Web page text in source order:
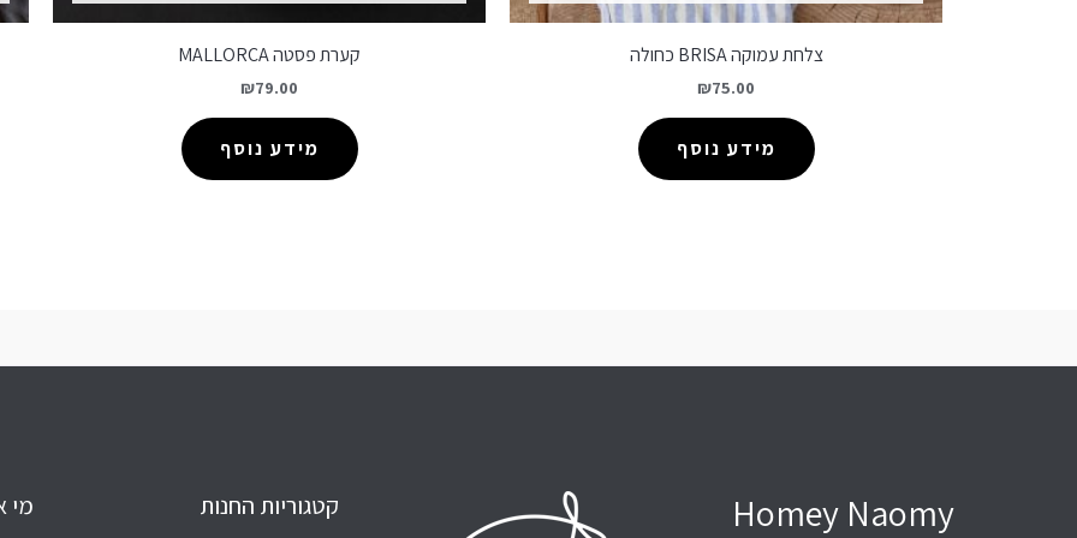
צלחת עמוקה BRISA כחולה
₪75.00
מידע נוסף
קערת פסטה MALLORCA
₪79.00
מידע נוסף
Homey Naomy קטגוריות החנות מי